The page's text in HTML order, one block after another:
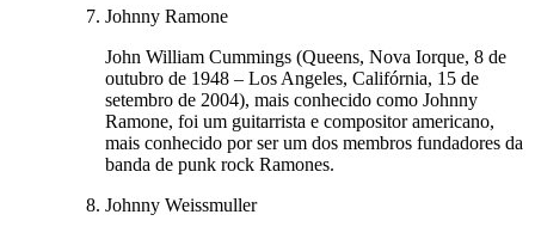
Johnny Ramone
John William Cummings (Queens, Nova Iorque, 8 de
outubro de 1948 – Los Angeles, Califórnia, 15 de
setembro de 2004), mais conhecido como Johnny
Ramone, foi um guitarrista e compositor americano,
mais conhecido por ser um dos membros fundadores da
banda de punk rock Ramones.
Johnny Weissmuller